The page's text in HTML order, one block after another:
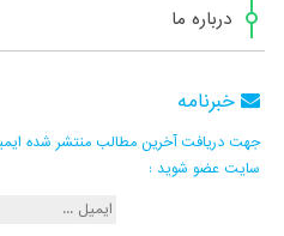
درباره ما
خبرنامه
جهت دریافت آخرین مطالب منتشر شده ایمیل
سایت عضو شوید :